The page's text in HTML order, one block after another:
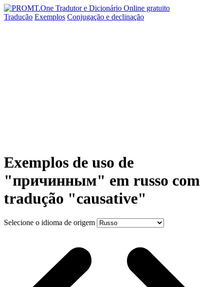
Tradução Exemplos Conjugação e declinação
Exemplos de uso de
"причинным" em russo com
tradução "causative"
Selecione o idioma de origem